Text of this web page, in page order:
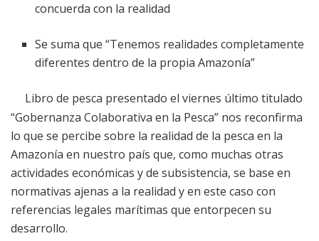
concuerda con la realidad
Se suma que “Tenemos realidades completamente
diferentes dentro de la propia Amazonía”
Libro de pesca presentado el viernes último titulado
“Gobernanza Colaborativa en la Pesca” nos reconfirma
lo que se percibe sobre la realidad de la pesca en la
Amazonía en nuestro país que, como muchas otras
actividades económicas y de subsistencia, se base en
normativas ajenas a la realidad y en este caso con
referencias legales marítimas que entorpecen su
desarrollo.